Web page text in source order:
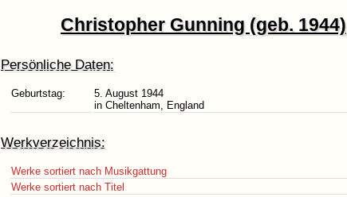
Christopher Gunning (geb. 1944)
Persönliche Daten:
Geburtstag:
5. August 1944
in Cheltenham, England
Werkverzeichnis:
Werke sortiert nach Musikgattung
Werke sortiert nach Titel